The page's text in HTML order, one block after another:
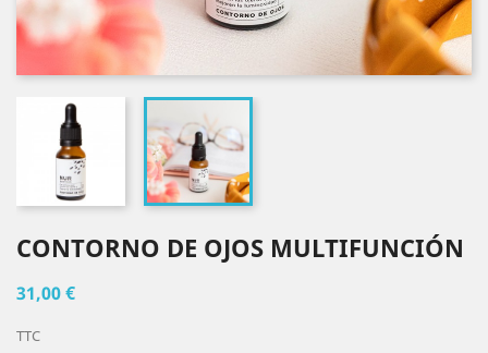
CONTORNO DE OJOS MULTIFUNCIÓN
31,00 €
TTC